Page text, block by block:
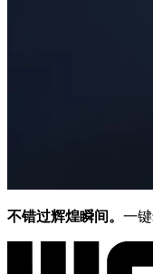
不错过辉煌瞬间。 一